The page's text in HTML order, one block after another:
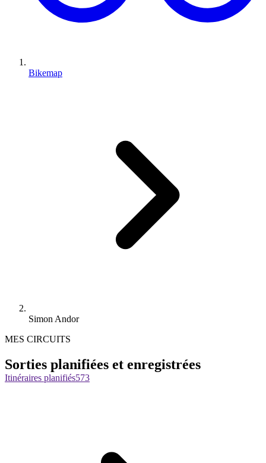
Bikemap
Simon Andor
MES CIRCUITS
Sorties planifiées et enregistrées
Itinéraires planifiés573